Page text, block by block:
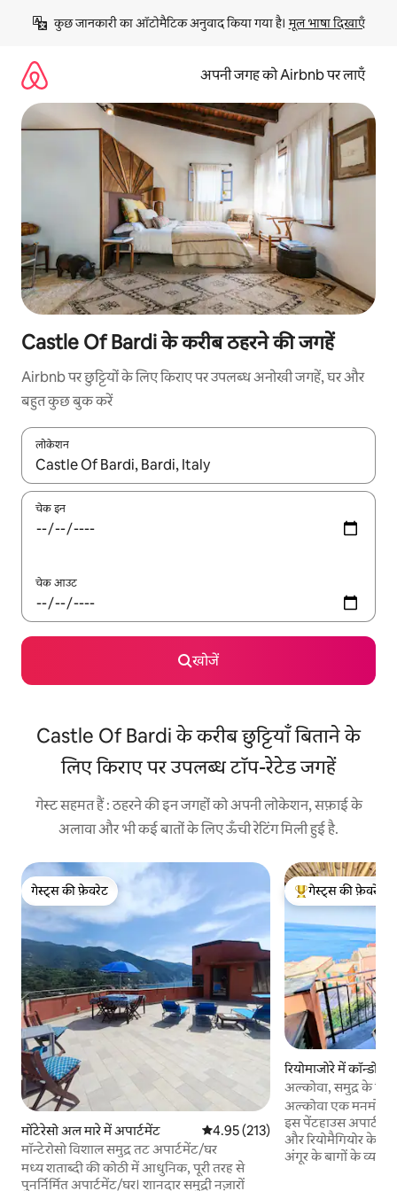
छोड़कर
कॉन्टेंट
कुछ जानकारी का ऑटोमैटिक अनुवाद किया गया है। मूल भाषा दिखाएँ
अपनी जगह को Airbnb पर लाएँ
Castle Of Bardi के करीब ठहरने की जगहें
Airbnb पर छुट्टियों के लिए किराए पर उपलब्ध अनोखी जगहें, घर और
बहुत कुछ बुक करें
लोकेशन
नतीजों के उपलब्ध होने पर, अप और डाउन 'ऐरो की' का इस्तेमाल करके नेविगेट
चेक इन
चेक आउट
खोजें
Castle Of Bardi के करीब छुट्टियाँ बिताने के
लिए किराए पर उपलब्ध टॉप-रेटेड जगहें
गेस्ट सहमत हैं : ठहरने की इन जगहों को अपनी लोकेशन, सफ़ाई के
अलावा और भी कई बातों के लिए ऊँची रेटिंग मिली हुई है.
गेस्ट्स की फ़ेवरेट
गेस्ट्स की फ़ेवरेट
मोंटेरेसो अल मारे में अपार्टमेंट औसत रेटिंग 5 में से 4.95, 213 समीक्षाएँ
4.95 (213)
मॉन्टेरोसो विशाल समुद्र तट अपार्टमेंट/घर
मध्य शताब्दी की कोठी में आधुनिक, पूरी तरह से
पुनर्निर्मित अपार्टमेंट/घर। शानदार समुद्री नज़ारों
गेस्ट्स का टॉप फ़ेवरेट
गेस्ट्स की फ़ेवरेट
रियोमाजोरे में कॉन्डो
अल्कोवा, समुद्र के
अल्कोवा एक
इस पेंटहाउस
और रियोमैगियोर के
अंगूर के बागों के व्यापक